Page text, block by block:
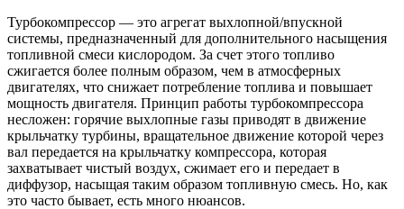
Турбокомпрессор — это агрегат выхлопной/впускной
системы, предназначенный для дополнительного насыщения
топливной смеси кислородом. За счет этого топливо
сжигается более полным образом, чем в атмосферных
двигателях, что снижает потребление топлива и повышает
мощность двигателя. Принцип работы турбокомпрессора
несложен: горячие выхлопные газы приводят в движение
крыльчатку турбины, вращательное движение которой через
вал передается на крыльчатку компрессора, которая
захватывает чистый воздух, сжимает его и передает в
диффузор, насыщая таким образом топливную смесь. Но, как
это часто бывает, есть много нюансов.